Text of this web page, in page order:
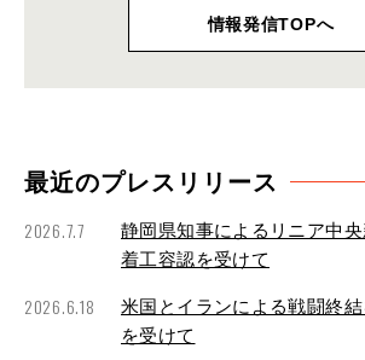
情報発信TOPへ
最近のプレスリリース
2026.7.7
静岡県知事によるリニア中
着工容認を受けて
2026.6.18
米国とイランによる戦闘終
を受けて